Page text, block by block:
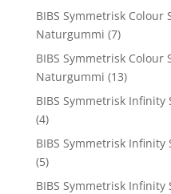
BIBS Symmetrisk Colour
Naturgummi (7)
BIBS Symmetrisk Colour
Naturgummi (13)
BIBS Symmetrisk Infinity
(4)
BIBS Symmetrisk Infinity
(5)
BIBS Symmetrisk Infinity